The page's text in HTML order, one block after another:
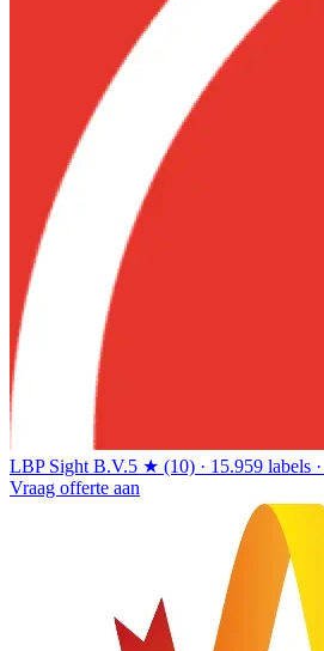
LBP Sight B.V.5 ★ (10) · 15.959 labels
Vraag offerte aan